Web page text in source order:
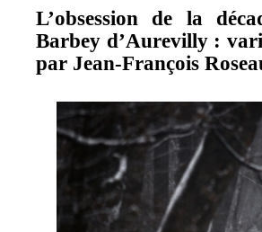
L’obsession de la
Barbey d’Aurevilly :
par Jean-François